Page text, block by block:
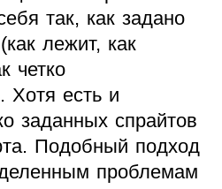
так, как задано
лежит, как
четко
Хотя есть и
заданных спрайтов
Подобный подход
проблемам